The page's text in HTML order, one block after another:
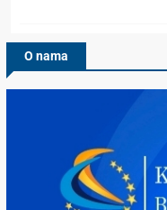
O nama